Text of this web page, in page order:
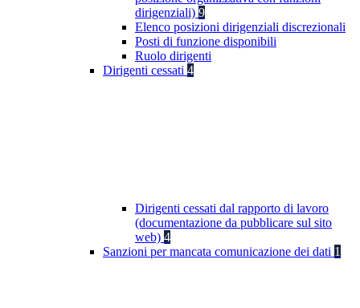
dirigenziali) 9
Elenco posizioni dirigenziali discrezionali
Posti di funzione disponibili
Ruolo dirigenti
Dirigenti cessati 4
Dirigenti cessati dal rapporto di lavoro
(documentazione da pubblicare sul sito
web) 4
Sanzioni per mancata comunicazione dei dati 1